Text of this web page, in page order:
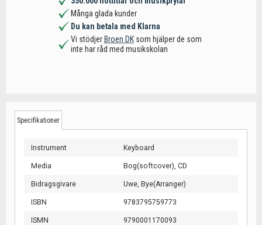
Många glada kunder
Du kan betala med Klarna
Vi stödjerBroen DKsom hjälper de som
inte har råd med musikskolan
Specifikationer
Instrument Keyboard
Media Bog(softcover),CD
Bidragsgivare Uwe, Bye(Arranger)
ISBN 9783795759773
ISMN 9790001170093